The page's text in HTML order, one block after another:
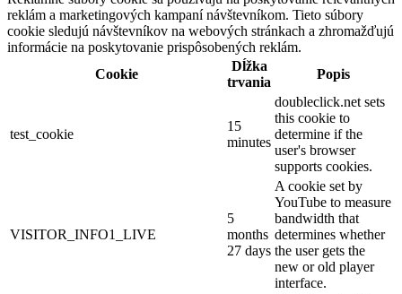
reklám a marketingových kampaní návštevníkom. Tieto súbory
cookie sledujú návštevníkov na webových stránkach a zhromažďujú
informácie na poskytovanie prispôsobených reklám.
Cookie
Dĺžka
trvania
Popis
test_cookie
15
minutes
doubleclick.net sets
this cookie to
determine if the
user's browser
supports cookies.
VISITOR_INFO1_LIVE
5
months
27 days
A cookie set by
YouTube to measure
bandwidth that
determines whether
the user gets the
new or old player
interface.